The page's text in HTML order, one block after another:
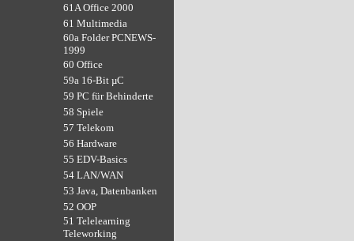
61A Office 2000
61 Multimedia
60a Folder PCNEWS-
1999
60 Office
59a 16-Bit µC
59 PC für Behinderte
58 Spiele
57 Telekom
56 Hardware
55 EDV-Basics
54 LAN/WAN
53 Java, Datenbanken
52 OOP
51 Telelearning
Teleworking